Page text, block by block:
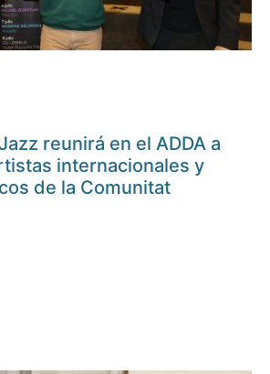
reunirá en el ADDA a
internacionales y
de la Comunitat